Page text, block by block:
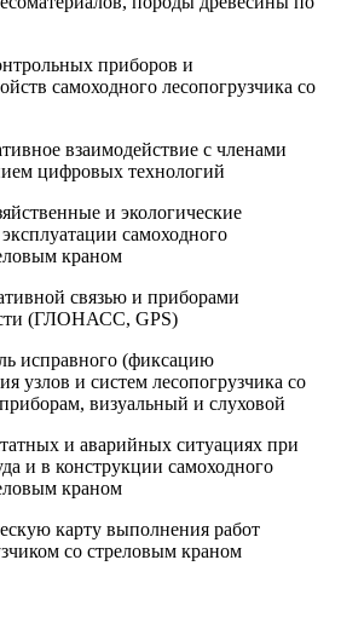
приборов и
самоходного лесопогрузчика со
взаимодействие с членами
цифровых технологий
и экологические
самоходного
краном
связью и приборами
(ГЛОНАСС, GPS)
исправного (фиксацию
узлов и систем лесопогрузчика со
визуальный и слуховой
и аварийных ситуациях при
и в конструкции самоходного
краном
карту выполнения работ
со стреловым краном